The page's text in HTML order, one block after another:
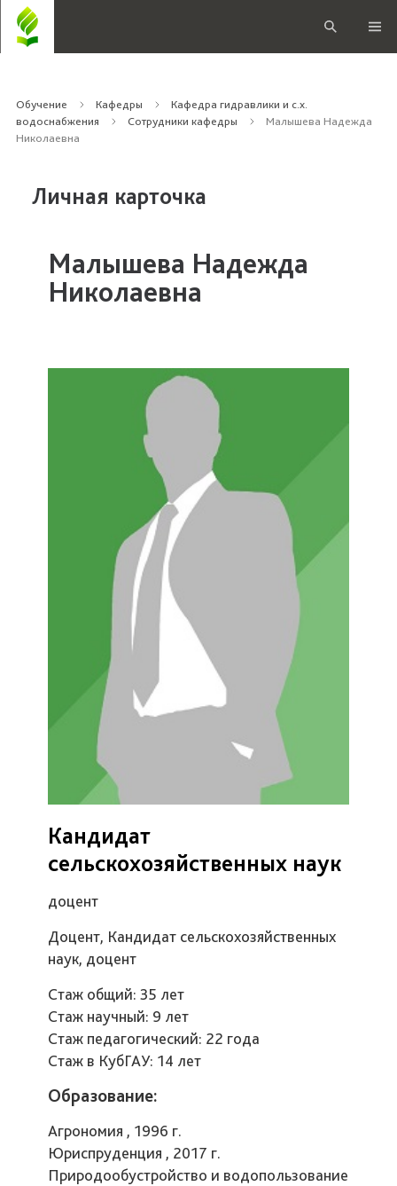
Обучение Кафедры
Кафедра гидравлики и с.х.
водоснабжения
Сотрудники кафедры
Малышева Надежда
Николаевна
Личная карточка
Малышева Надежда
Николаевна
Кандидат
сельскохозяйственных наук
доцент
Доцент, Кандидат сельскохозяйственных
наук, доцент
Стаж общий: 35 лет
Стаж научный: 9 лет
Стаж педагогический: 22 года
Стаж в КубГАУ: 14 лет
Образование:
Агрономия , 1996 г.
Юриспруденция , 2017 г.
Природообустройство и водопользование